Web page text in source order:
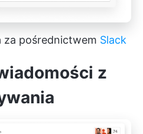
za pośrednictwem Slack
z